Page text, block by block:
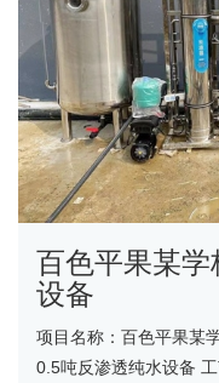
百色平果某
设备
项目名称：百色平果某学校
0.5吨反渗透纯水设备 工艺流程：原水箱-原水泵-石英砂过滤